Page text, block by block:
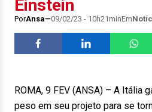
Einstein
PorAnsa 09/02/23 - 10h21minEm
ROMA, 9 FEV (ANSA) – A Itália
peso em seu projeto para se